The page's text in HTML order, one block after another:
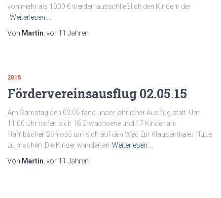
von mehr als 1000 € werden ausschließlich den Kindern der
Weiterlesen …
Von Martin , vor 11 Jahren
2015
Fördervereinsausflug 02.05.15
Am Samstag den 02.05 fand unser jährlicher Ausflug statt. Um
11.00 Uhr trafen sich 18 Erwachsene und 17 Kinder am
Hambacher Schloss um sich auf den Weg zur Klausenthaler Hütte
zu machen. Die Kinder wanderten Weiterlesen …
Von Martin , vor 11 Jahren